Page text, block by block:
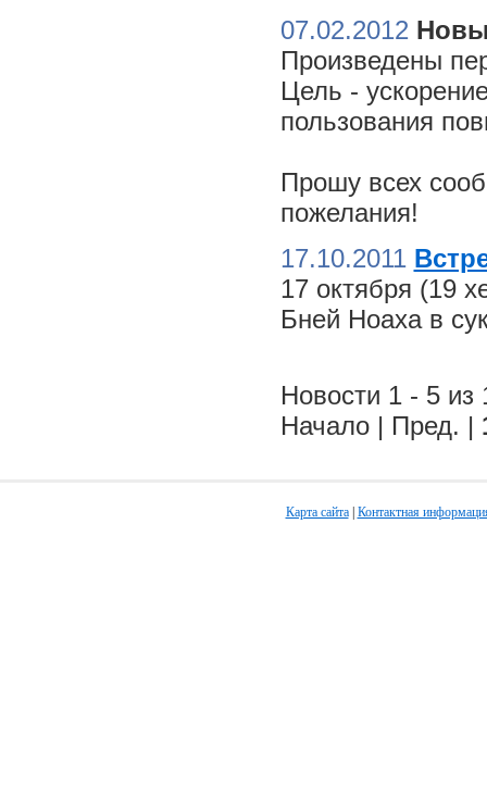
07.02.2012
Произведены
Цель -
пользования
Прошу всех
пожелания!
17.10.2011
17 октября (19
Бней Ноаха в
Новости 1 - 5 из
Начало | Пред. |
Карта сайта| Контактная